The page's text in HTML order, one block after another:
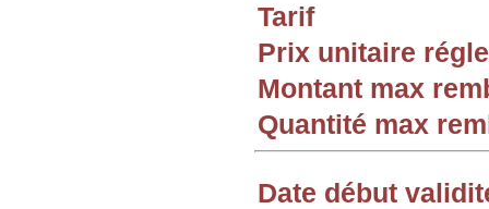
Tarif
Prix unitaire
Montant max
Quantité max
Date début